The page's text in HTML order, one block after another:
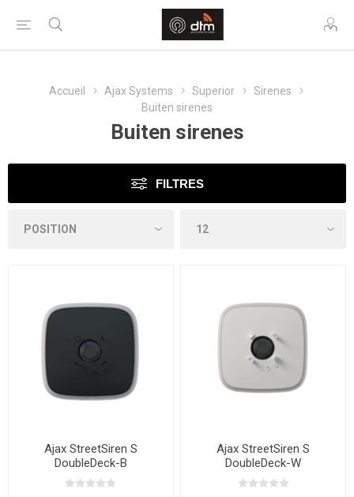
Accueil Ajax Systems Superior
Sirenes
Buiten sirenes
Buiten sirenes
FILTRES
Ajax StreetSiren S
DoubleDeck-B
Ajax StreetSiren S
DoubleDeck-W